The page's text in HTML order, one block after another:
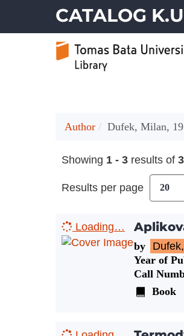
CATALOG
Author Dufek, Milan,
Showing 1 - 3 results of 3
Results per page
Loading…
by
Year of
Call
Book